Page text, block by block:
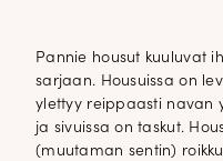
Pannie housut kuuluvat
sarjaan. Housuissa on
ylettyy reippaasti navan
ja sivuissa on taskut.
(muutaman sentin)